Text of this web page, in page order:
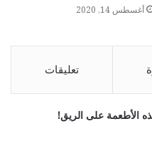
أغسطس 14, 2020
تعليقات
الأطعمة على الريق!